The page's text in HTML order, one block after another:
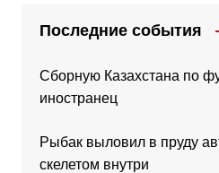
Последние события
Сборную Казахстана по
иностранец
Рыбак выловил в пруду
скелетом внутри